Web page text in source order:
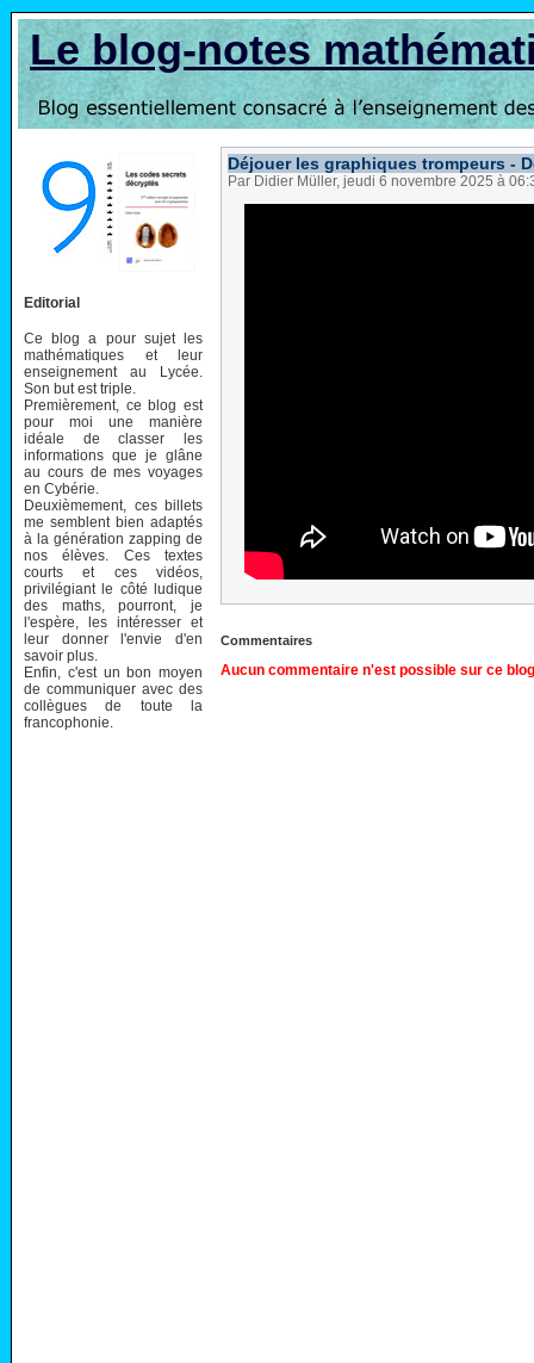
Le blog-notes
Editorial
Ce blog a pour sujet les
mathématiques et leur
enseignement au Lycée.
Son but est triple.
Premièrement, ce blog est
pour moi une manière
idéale de classer les
informations que je glâne
au cours de mes voyages
en Cybérie.
Deuxièmement, ces billets
me semblent bien adaptés
à la génération zapping de
nos élèves. Ces textes
courts et ces vidéos,
privilégiant le côté ludique
des maths, pourront, je
l'espère, les intéresser et
leur donner l'envie d'en
savoir plus.
Enfin, c'est un bon moyen
de communiquer avec des
collègues de toute la
francophonie.
Déjouer les graphiques trompeurs -
Par Didier Müller, jeudi 6 novembre 2025 à
Commentaires
Aucun commentaire n'est possible sur ce